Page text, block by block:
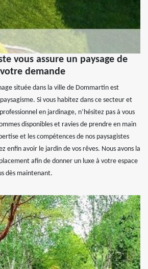
vous assure un paysage de
demande
située dans la ville de Dommartin est
Si vous habitez dans ce secteur et
en jardinage, n’hésitez pas à vous
disponibles et ravies de prendre en main
et les compétences de nos paysagistes
enfin avoir le jardin de vos rêves. Nous avons la
afin de donner un luxe à votre espace
dès maintenant.